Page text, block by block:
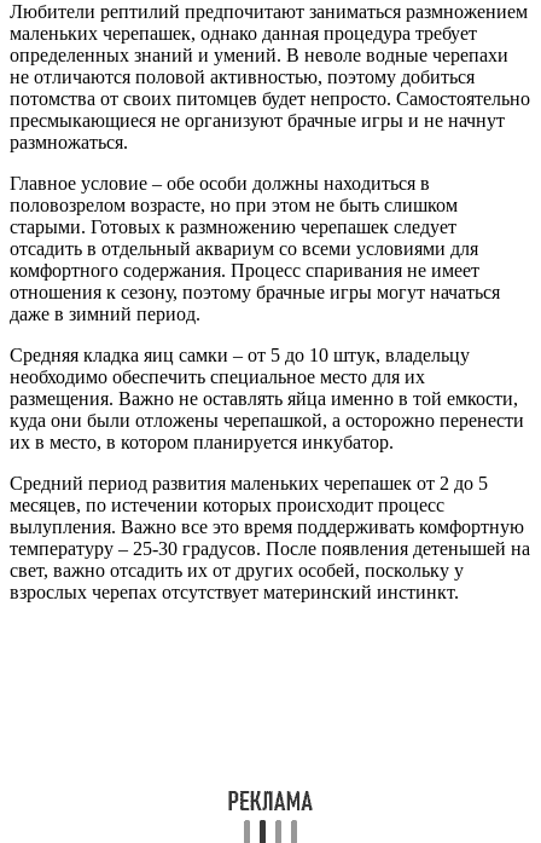
Любители рептилий предпочитают заниматься размножением
маленьких черепашек, однако данная процедура требует
определенных знаний и умений. В неволе водные черепахи
не отличаются половой активностью, поэтому добиться
потомства от своих питомцев будет непросто. Самостоятельно
пресмыкающиеся не организуют брачные игры и не начнут
размножаться.
Главное условие – обе особи должны находиться в
половозрелом возрасте, но при этом не быть слишком
старыми. Готовых к размножению черепашек следует
отсадить в отдельный аквариум со всеми условиями для
комфортного содержания. Процесс спаривания не имеет
отношения к сезону, поэтому брачные игры могут начаться
даже в зимний период.
Средняя кладка яиц самки – от 5 до 10 штук, владельцу
необходимо обеспечить специальное место для их
размещения. Важно не оставлять яйца именно в той емкости,
куда они были отложены черепашкой, а осторожно перенести
их в место, в котором планируется инкубатор.
Средний период развития маленьких черепашек от 2 до 5
месяцев, по истечении которых происходит процесс
вылупления. Важно все это время поддерживать комфортную
температуру – 25-30 градусов. После появления детенышей на
свет, важно отсадить их от других особей, поскольку у
взрослых черепах отсутствует материнский инстинкт.